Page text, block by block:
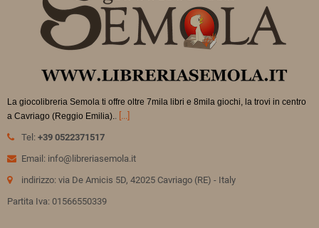
La giocolibreria Semola ti offre oltre 7mila libri e 8mila giochi, la trovi in centro
a Cavriago (Reggio Emilia).. [...]
Tel: +39 0522371517
Email: info@libreriasemola.it
indirizzo: via De Amicis 5D, 42025 Cavriago (RE) - Italy
Partita Iva: 01566550339